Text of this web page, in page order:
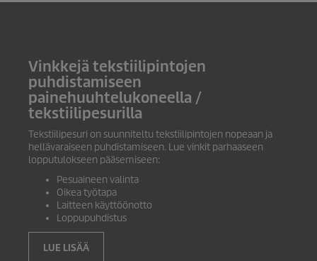
Vinkkejä tekstiilipintojen
puhdistamiseen
painehuuhtelukoneella /
tekstiilipesurilla
Tekstiilipesuri on suunniteltu tekstiilipintojen nopeaan ja
hellävaraiseen puhdistamiseen. Lue vinkit parhaaseen
lopputulokseen pääsemiseen:
Pesuaineen valinta
Oikea työtapa
Laitteen käyttöönotto
Loppupuhdistus
LUE LISÄÄ